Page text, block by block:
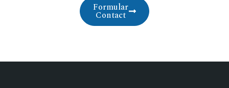
Formular
Contact